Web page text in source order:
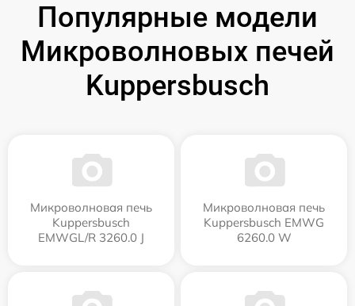
Популярные модели
Микроволновых печей
Kuppersbusch
Микроволновая печь
Kuppersbusch
EMWGL/R 3260.0 J
Микроволновая печь
Kuppersbusch EMWG
6260.0 W